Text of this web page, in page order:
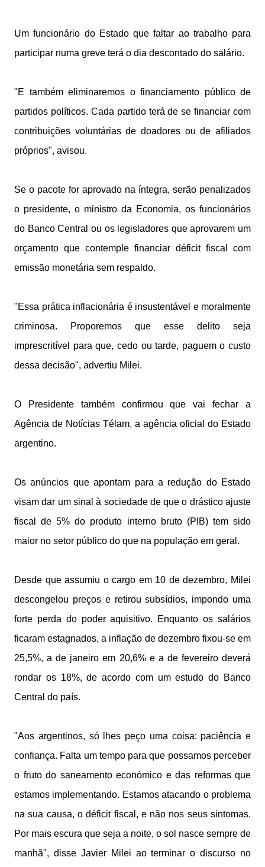
Um funcionário do Estado que faltar ao trabalho para
participar numa greve terá o dia descontado do salário.
"E também eliminaremos o financiamento público de
partidos políticos. Cada partido terá de se financiar com
contribuições voluntárias de doadores ou de afiliados
próprios", avisou.
Se o pacote for aprovado na íntegra, serão penalizados
o presidente, o ministro da Economia, os funcionários
do Banco Central ou os legisladores que aprovarem um
orçamento que contemple financiar déficit fiscal com
emissão monetária sem respaldo.
"Essa prática inflacionária é insustentável e moralmente
criminosa. Proporemos que esse delito seja
imprescritível para que, cedo ou tarde, paguem o custo
dessa decisão", advertiu Milei.
O Presidente também confirmou que vai fechar a
Agência de Notícias Télam, a agência oficial do Estado
argentino.
Os anúncios que apontam para a redução do Estado
visam dar um sinal à sociedade de que o drástico ajuste
fiscal de 5% do produto interno bruto (PIB) tem sido
maior no setor público do que na população em geral.
Desde que assumiu o cargo em 10 de dezembro, Milei
descongelou preços e retirou subsídios, impondo uma
forte perda do poder aquisitivo. Enquanto os salários
ficaram estagnados, a inflação de dezembro fixou-se em
25,5%, a de janeiro em 20,6% e a de fevereiro deverá
rondar os 18%, de acordo com um estudo do Banco
Central do país.
"Aos argentinos, só lhes peço uma coisa: paciência e
confiança. Falta um tempo para que possamos perceber
o fruto do saneamento económico e das reformas que
estamos implementando. Estamos atacando o problema
na sua causa, o déficit fiscal, e não nos seus sintomas.
Por mais escura que seja a noite, o sol nasce sempre de
manhã", disse Javier Milei ao terminar o discurso no